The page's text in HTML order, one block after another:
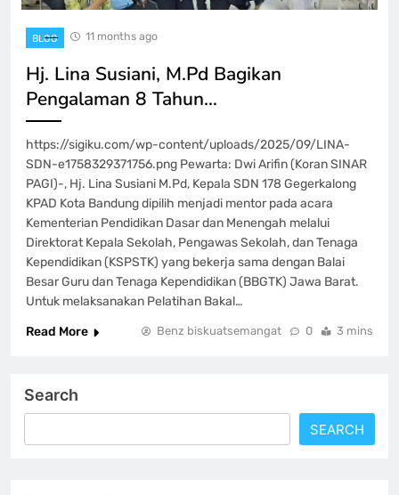
BLOG 11 months ago
Hj. Lina Susiani, M.Pd Bagikan
Pengalaman 8 Tahun…
https://sigiku.com/wp-content/uploads/2025/09/LINA-
SDN-e1758329371756.png Pewarta: Dwi Arifin (Koran SINAR
PAGI)-, Hj. Lina Susiani M.Pd, Kepala SDN 178 Gegerkalong
KPAD Kota Bandung dipilih menjadi mentor pada acara
Kementerian Pendidikan Dasar dan Menengah melalui
Direktorat Kepala Sekolah, Pengawas Sekolah, dan Tenaga
Kependidikan (KSPSTK) yang bekerja sama dengan Balai
Besar Guru dan Tenaga Kependidikan (BBGTK) Jawa Barat.
Untuk melaksanakan Pelatihan Bakal…
Read More
Benz biskuatsemangat 0 3 mins
Search
SEARCH